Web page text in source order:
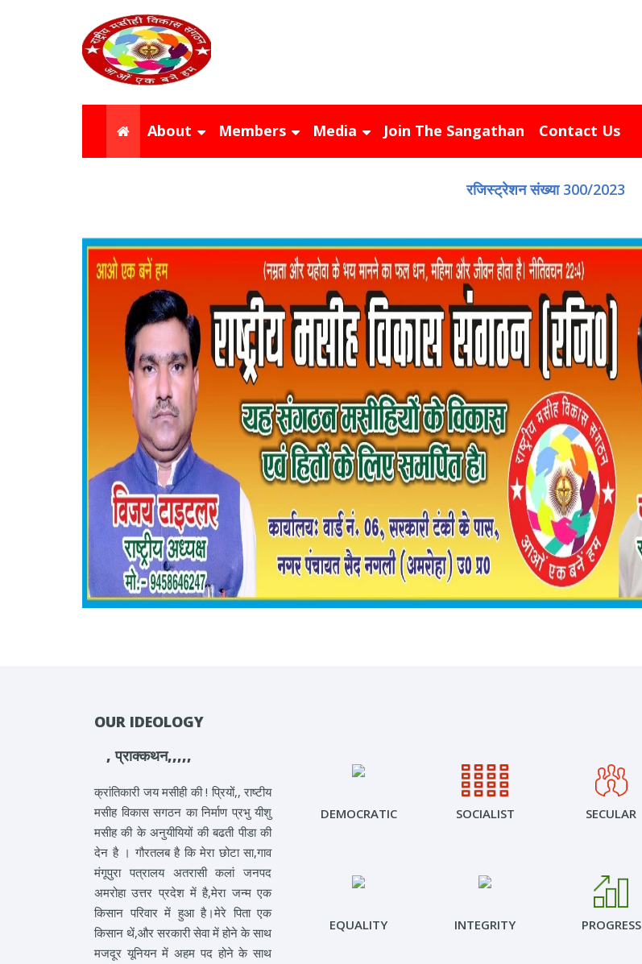
About
Sangathan Ideology
Sangathan President
Members Media
Photos Gallery
Videos Gallery
pdf
Join The Sangathan Contact Us
रजिस्ट्रेशन संख्या 300/2023
OUR IDEOLOGY
, प्राक्कथन,,,,,
क्रांतिकारी जय मसीही की ! प्रियों,, राष्टीय
मसीह विकास सगठन का निर्माण प्रभु यीशु
मसीह की के अनुयीयियों की बढती पीडा की
देन है । गौरतलब है कि मेरा छोटा सा,गाव
मंगूपुरा पत्रालय अतरासी कलां जनपद
अमरोहा उत्तर प्रदेश में है,मेरा जन्म एक
किसान परिवार में हुआ है।मेरे पिता एक
किसान थें,और सरकारी सेवा में होने के साथ
मजदूर यूनियन में अहम पद होने के साथ
DEMOCRATIC SOCIALIST SECULAR
EQUALITY INTEGRITY PROGRESS